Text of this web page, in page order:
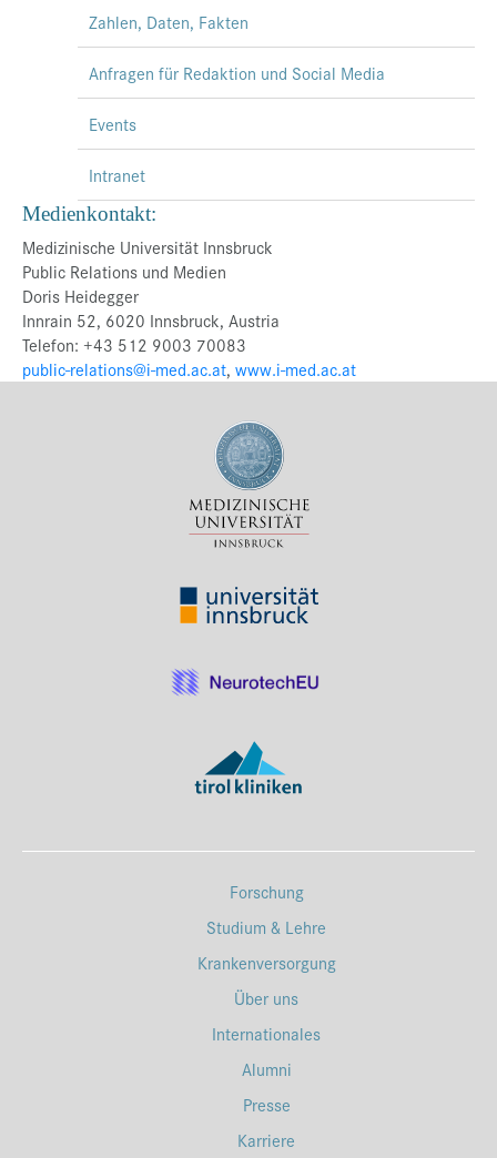
Zahlen, Daten, Fakten
Anfragen für Redaktion und Social Media
Events
Intranet
Medienkontakt:
Medizinische Universität Innsbruck
Public Relations und Medien
Doris Heidegger
Innrain 52, 6020 Innsbruck, Austria
Telefon: +43 512 9003 70083
public-relations@i-med.ac.at, www.i-med.ac.at
Forschung
Studium & Lehre
Krankenversorgung
Über uns
Internationales
Alumni
Presse
Karriere